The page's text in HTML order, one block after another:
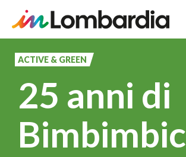
principale
ACTIVE & GREEN
25 anni di